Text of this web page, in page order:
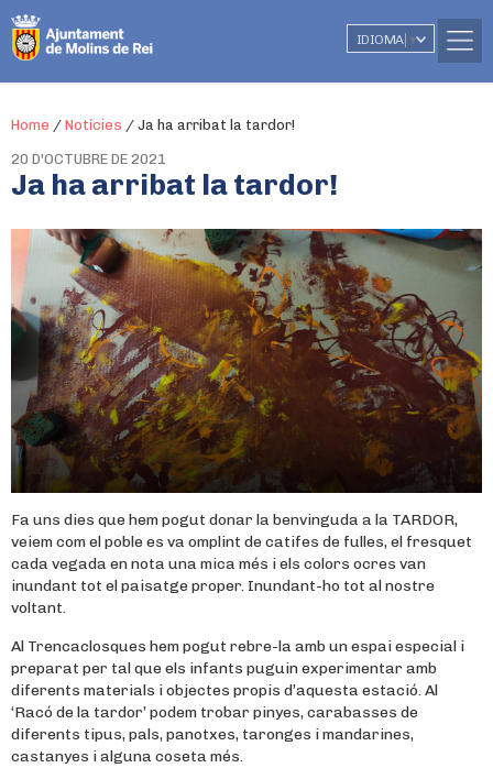
IDIOMA ▼
Home / Notícies / Ja ha arribat la tardor!
20 D'OCTUBRE DE 2021
Ja ha arribat la tardor!
Fa uns dies que hem pogut donar la benvinguda a la TARDOR,
veiem com el poble es va omplint de catifes de fulles, el fresquet
cada vegada en nota una mica més i els colors ocres van
inundant tot el paisatge proper. Inundant-ho tot al nostre
voltant.
Al Trencaclosques hem pogut rebre-la amb un espai especial i
preparat per tal que els infants puguin experimentar amb
diferents materials i objectes propis d’aquesta estació. Al
‘Racó de la tardor’ podem trobar pinyes, carabasses de
diferents tipus, pals, panotxes, taronges i mandarines,
castanyes i alguna coseta més.